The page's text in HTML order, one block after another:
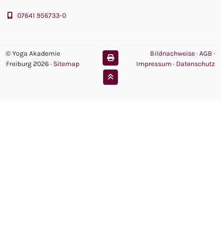
07641 956733-0
© Yoga Akademie
Freiburg 2026· Sitemap
Bildnachweise· AGB ·
Impressum · Datenschutz